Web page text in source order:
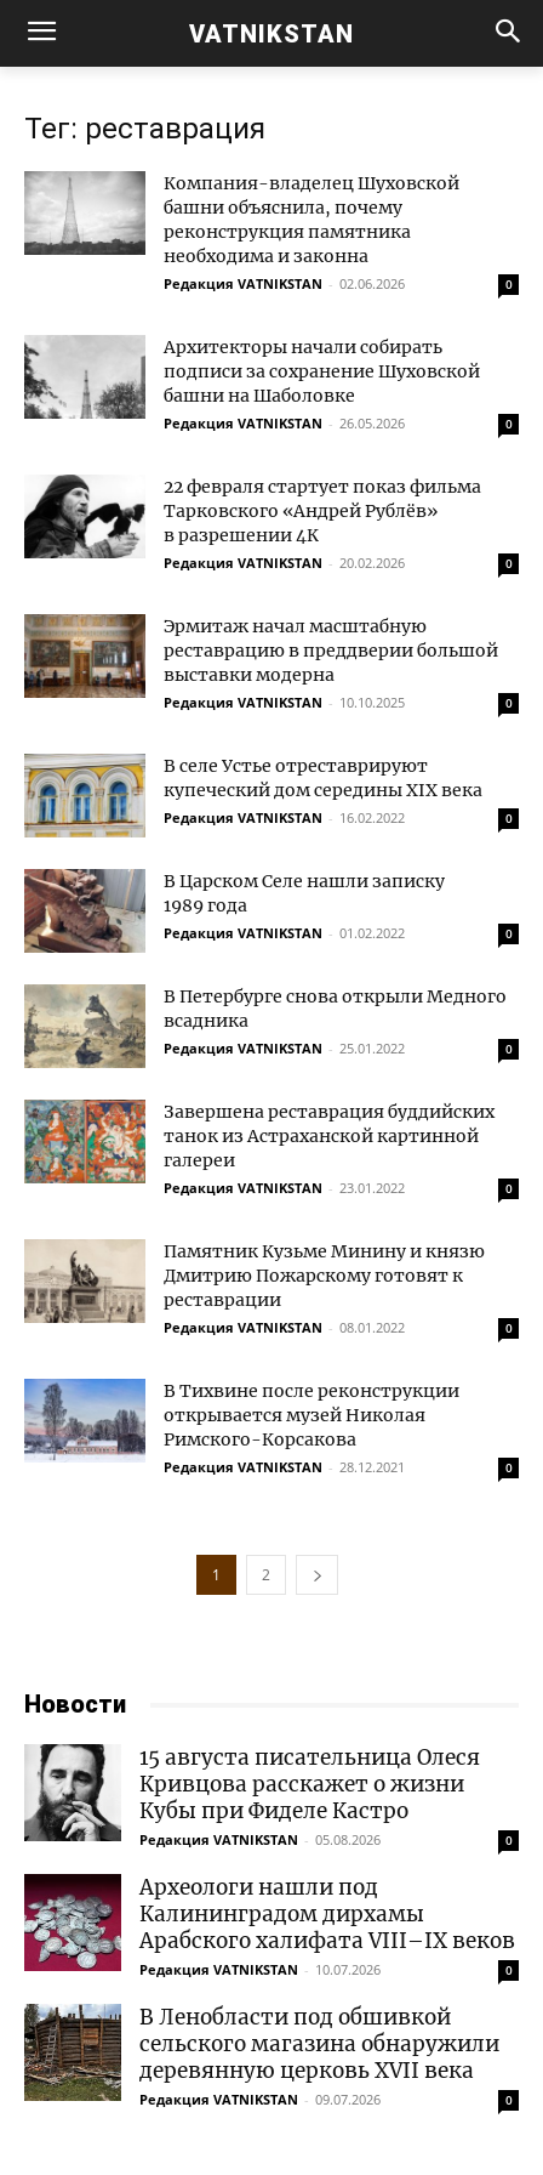
VATNIKSTAN
Тег: реставрация
Компания-владелец Шуховской
башни объяснила, почему
реконструкция памятника
необходима и законна
Редакция VATNIKSTAN - 02.06.2026 0
Архитекторы начали собирать
подписи за сохранение Шуховской
башни на Шаболовке
Редакция VATNIKSTAN - 26.05.2026 0
22 февраля стартует показ фильма
Тарковского «Андрей Рублёв»
в разрешении 4К
Редакция VATNIKSTAN - 20.02.2026 0
Эрмитаж начал масштабную
реставрацию в преддверии большой
выставки модерна
Редакция VATNIKSTAN - 10.10.2025 0
В селе Устье отреставрируют
купеческий дом середины XIX века
Редакция VATNIKSTAN - 16.02.2022 0
В Царском Селе нашли записку
1989 года
Редакция VATNIKSTAN - 01.02.2022 0
В Петербурге снова открыли Медного
всадника
Редакция VATNIKSTAN - 25.01.2022 0
Завершена реставрация буддийских
танок из Астраханской картинной
галереи
Редакция VATNIKSTAN - 23.01.2022 0
Памятник Кузьме Минину и князю
Дмитрию Пожарскому готовят к
реставрации
Редакция VATNIKSTAN - 08.01.2022 0
В Тихвине после реконструкции
открывается музей Николая
Римского-Корсакова
Редакция VATNIKSTAN - 28.12.2021 0
1 2
Новости
15 августа писательница Олеся
Кривцова расскажет о жизни
Кубы при Фиделе Кастро
Редакция VATNIKSTAN - 05.08.2026 0
Археологи нашли под
Калининградом дирхамы
Арабского халифата VIII–IX веков
Редакция VATNIKSTAN - 10.07.2026 0
В Ленобласти под обшивкой
сельского магазина обнаружили
деревянную церковь XVII века
Редакция VATNIKSTAN - 09.07.2026 0